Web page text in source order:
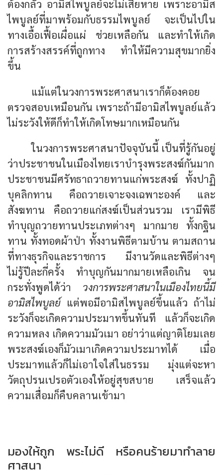
ต้องกลัว อามิสไพบูลย์จะไม่เสียหาย เพราะอามิส
ไพบูลย์ที่มาพร้อมกับธรรมไพบูลย์ จะเป็นไปใน
ทางเอื้อเฟื้อเผื่อแผ่ ช่วยเหลือกัน และทำให้เกิด
การสร้างสรรค์ที่ถูกทาง ทำให้มีความสุขมากยิ่ง
ขึ้น
แม้แต่ในวงการพระศาสนาเราก็ต้องคอย
ตรวจสอบเหมือนกัน เพราะถ้ามีอามิสไพบูลย์แล้ว
ไม่ระวังให้ดีก็ทำให้เกิดโทษมากเหมือนกัน
ในวงการพระศาสนาปัจจุบันนี้ เป็นที่รู้กันอยู่
ว่าประชาชนในเมืองไทยเราบำรุงพระสงฆ์กันมาก
ประชาชนมีศรัทธาถวายทานแก่พระสงฆ์ ทั้งปาฏิ
บุคลิกทาน คือถวายเจาะจงเฉพาะองค์ และ
สังฆทาน คือถวายแก่สงฆ์เป็นส่วนรวม เรามีพิธี
ทำบุญถวายทานประเภทต่างๆ มากมาย ทั้งกฐิน
ทาน ทั้งทอดผ้าป่า ทั้งงานพิธีตามบ้าน ตามสถาน
ที่ทางธุรกิจและราชการ มีงานวัดและพิธีต่างๆ
ไม่รู้ปีละกี่ครั้ง ทำบุญกันมากมายเหลือเกิน จน
กระทั่งพูดได้ว่า วงการพระศาสนาในเมืองไทยนี้มี
อามิสไพบูลย์แต่พอมีอามิสไพบูลย์ขึ้นแล้ว ถ้าไม่
ระวังก็จะเกิดความประมาทขึ้นทันที แล้วก็จะเกิด
ความหลง เกิดความมัวเมา อย่าว่าแต่ญาติโยมเลย
พระสงฆ์เองก็มัวเมาเกิดความประมาทได้ เมื่อ
ประมาทแล้วก็ไม่เอาใจใส่ในธรรม มุ่งแต่จะหา
วัตถุปรนเปรอตัวเองให้อยู่สุขสบาย เสร็จแล้ว
ความเสื่อมก็คืบคลานเข้ามา
มองให้ถูก พระไม่ดี หรือคนร้ายมาทำลาย
ศาสนา